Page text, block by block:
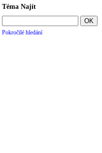
Téma Najít
Pokročilé hledání